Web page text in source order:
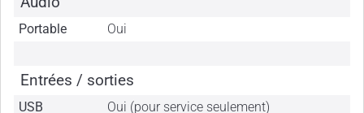
Portable Oui
Entrées / sorties
USB Oui (pour service seulement)